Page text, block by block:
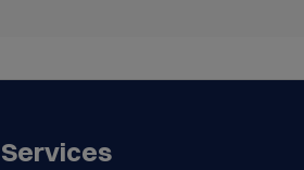
Services